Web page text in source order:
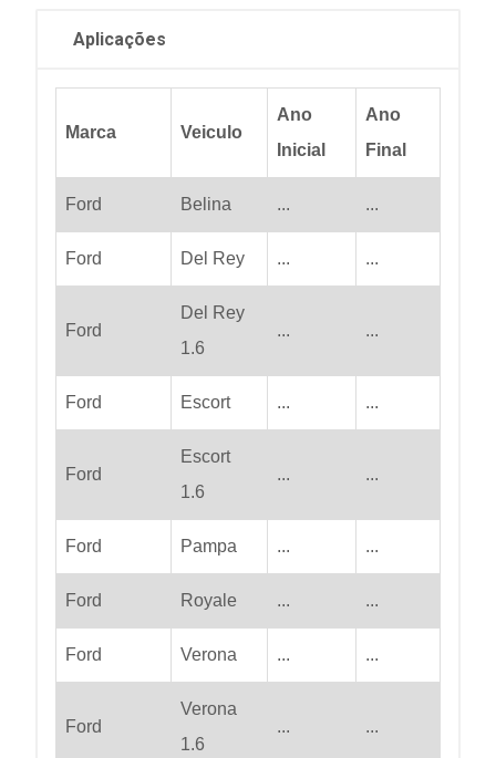
Aplicações
Marca Veiculo
Ano
Inicial
Ano
Final
Ford Belina ... ...
Ford Del Rey ... ...
Ford
Del Rey
1.6
... ...
Ford Escort ... ...
Ford
Escort
1.6
... ...
Ford Pampa ... ...
Ford Royale ... ...
Ford Verona ... ...
Ford
Verona
1.6
... ...